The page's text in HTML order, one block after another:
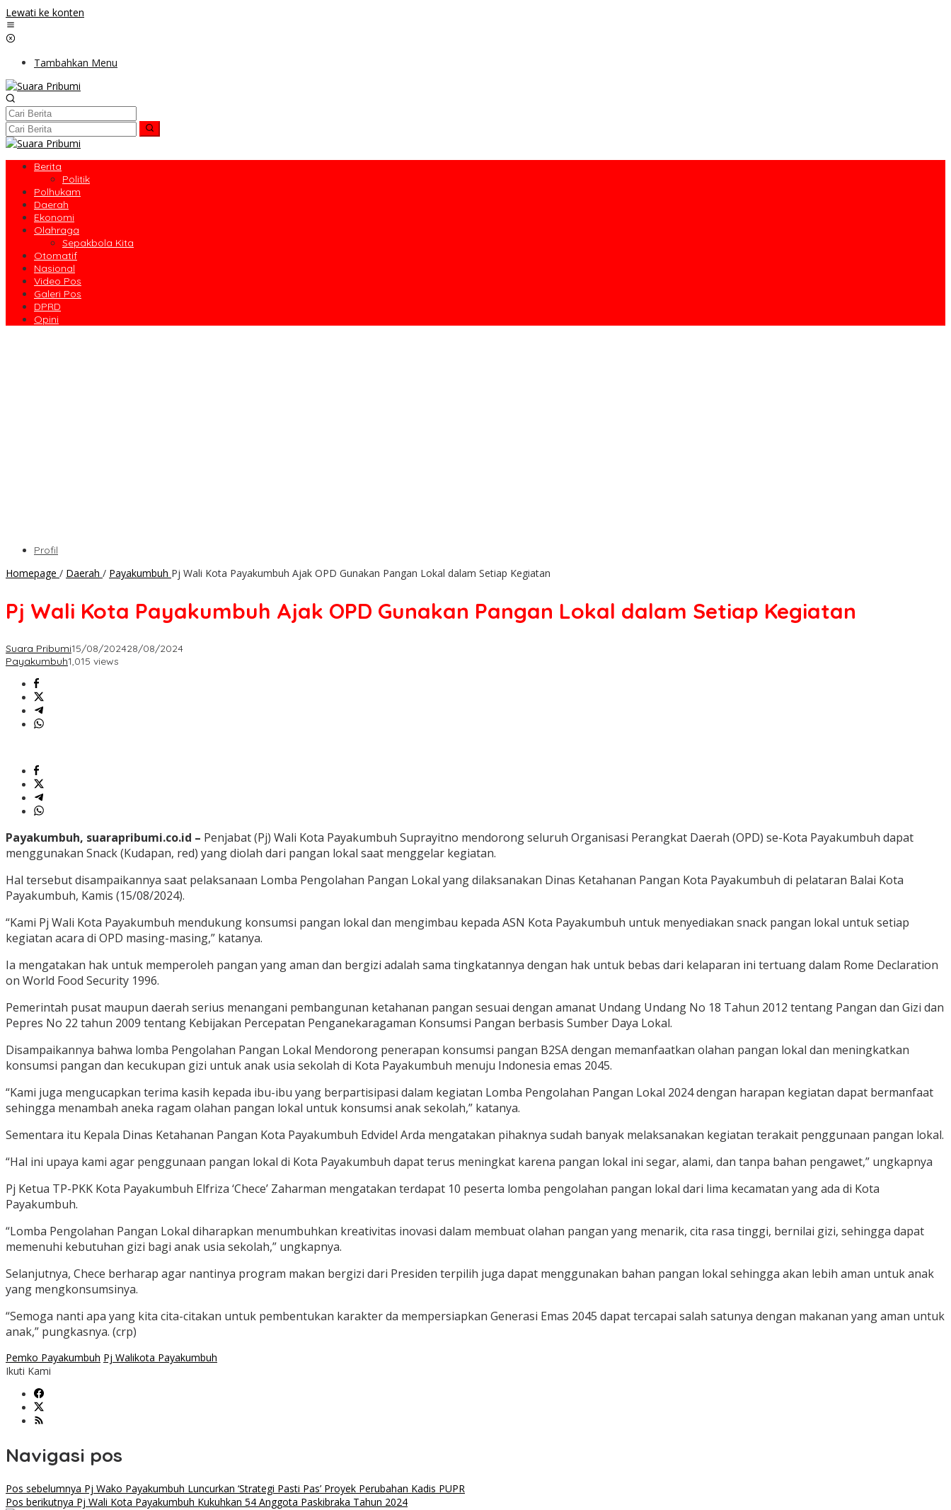
Lewati ke konten
Tambahkan Menu
Berita
Politik
Polhukam
Daerah
Ekonomi
Olahraga
Sepakbola Kita
Otomatif
Nasional
Video Pos
Galeri Pos
DPRD
Opini
Profil
Homepage / Daerah / Payakumbuh Pj Wali Kota Payakumbuh Ajak OPD Gunakan Pangan Lokal dalam Setiap Kegiatan
Pj Wali Kota Payakumbuh Ajak OPD Gunakan Pangan Lokal dalam Setiap Kegiatan
Suara Pribumi15/08/202428/08/2024
Payakumbuh1,015 views
Payakumbuh, suarapribumi.co.id – Penjabat (Pj) Wali Kota Payakumbuh Suprayitno mendorong seluruh Organisasi Perangkat Daerah (OPD) se-Kota Payakumbuh dapat
menggunakan Snack (Kudapan, red) yang diolah dari pangan lokal saat menggelar kegiatan.
Hal tersebut disampaikannya saat pelaksanaan Lomba Pengolahan Pangan Lokal yang dilaksanakan Dinas Ketahanan Pangan Kota Payakumbuh di pelataran Balai Kota
Payakumbuh, Kamis (15/08/2024).
“Kami Pj Wali Kota Payakumbuh mendukung konsumsi pangan lokal dan mengimbau kepada ASN Kota Payakumbuh untuk menyediakan snack pangan lokal untuk setiap
kegiatan acara di OPD masing-masing,” katanya.
Ia mengatakan hak untuk memperoleh pangan yang aman dan bergizi adalah sama tingkatannya dengan hak untuk bebas dari kelaparan ini tertuang dalam Rome Declaration
on World Food Security 1996.
Pemerintah pusat maupun daerah serius menangani pembangunan ketahanan pangan sesuai dengan amanat Undang Undang No 18 Tahun 2012 tentang Pangan dan Gizi dan
Pepres No 22 tahun 2009 tentang Kebijakan Percepatan Penganekaragaman Konsumsi Pangan berbasis Sumber Daya Lokal.
Disampaikannya bahwa lomba Pengolahan Pangan Lokal Mendorong penerapan konsumsi pangan B2SA dengan memanfaatkan olahan pangan lokal dan meningkatkan
konsumsi pangan dan kecukupan gizi untuk anak usia sekolah di Kota Payakumbuh menuju Indonesia emas 2045.
“Kami juga mengucapkan terima kasih kepada ibu-ibu yang berpartisipasi dalam kegiatan Lomba Pengolahan Pangan Lokal 2024 dengan harapan kegiatan dapat bermanfaat
sehingga menambah aneka ragam olahan pangan lokal untuk konsumsi anak sekolah,” katanya.
Sementara itu Kepala Dinas Ketahanan Pangan Kota Payakumbuh Edvidel Arda mengatakan pihaknya sudah banyak melaksanakan kegiatan terakait penggunaan pangan lokal.
“Hal ini upaya kami agar penggunaan pangan lokal di Kota Payakumbuh dapat terus meningkat karena pangan lokal ini segar, alami, dan tanpa bahan pengawet,” ungkapnya
Pj Ketua TP-PKK Kota Payakumbuh Elfriza ‘Chece’ Zaharman mengatakan terdapat 10 peserta lomba pengolahan pangan lokal dari lima kecamatan yang ada di Kota
Payakumbuh.
“Lomba Pengolahan Pangan Lokal diharapkan menumbuhkan kreativitas inovasi dalam membuat olahan pangan yang menarik, cita rasa tinggi, bernilai gizi, sehingga dapat
memenuhi kebutuhan gizi bagi anak usia sekolah,” ungkapnya.
Selanjutnya, Chece berharap agar nantinya program makan bergizi dari Presiden terpilih juga dapat menggunakan bahan pangan lokal sehingga akan lebih aman untuk anak
yang mengkonsumsinya.
“Semoga nanti apa yang kita cita-citakan untuk pembentukan karakter da mempersiapkan Generasi Emas 2045 dapat tercapai salah satunya dengan makanan yang aman untuk
anak,” pungkasnya. (crp)
Pemko Payakumbuh Pj Walikota Payakumbuh
Ikuti Kami
Navigasi pos
Pos sebelumnya Pj Wako Payakumbuh Luncurkan ‘Strategi Pasti Pas’ Proyek Perubahan Kadis PUPR
Pos berikutnya Pj Wali Kota Payakumbuh Kukuhkan 54 Anggota Paskibraka Tahun 2024